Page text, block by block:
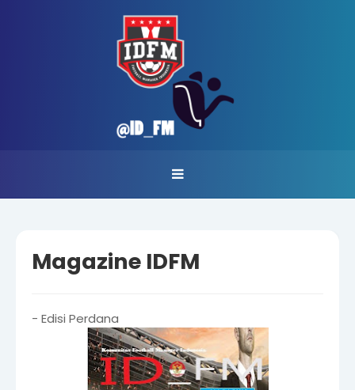
Magazine IDFM
- Edisi Perdana